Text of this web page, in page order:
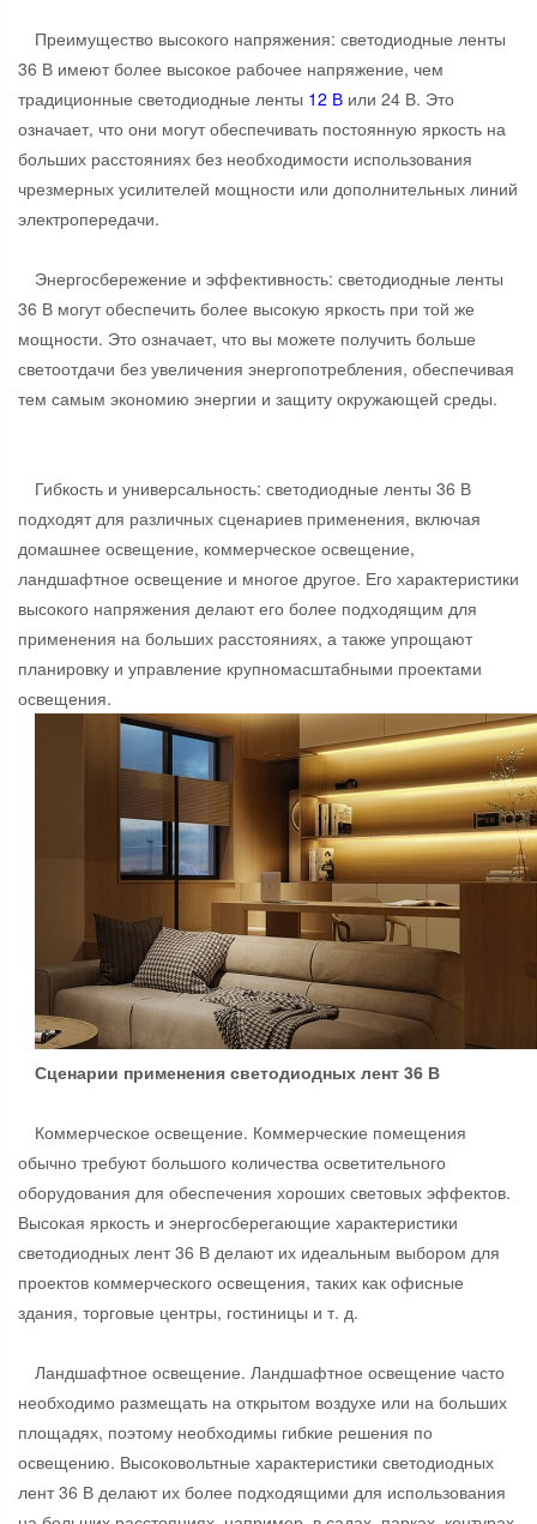
Преимущество высокого напряжения: светодиодные ленты
36 В имеют более высокое рабочее напряжение, чем
традиционные светодиодные ленты 12 В или 24 В. Это
означает, что они могут обеспечивать постоянную яркость на
больших расстояниях без необходимости использования
чрезмерных усилителей мощности или дополнительных линий
электропередачи.
Энергосбережение и эффективность: светодиодные ленты
36 В могут обеспечить более высокую яркость при той же
мощности. Это означает, что вы можете получить больше
светоотдачи без увеличения энергопотребления, обеспечивая
тем самым экономию энергии и защиту окружающей среды.
Гибкость и универсальность: светодиодные ленты 36 В
подходят для различных сценариев применения, включая
домашнее освещение, коммерческое освещение,
ландшафтное освещение и многое другое. Его характеристики
высокого напряжения делают его более подходящим для
применения на больших расстояниях, а также упрощают
планировку и управление крупномасштабными проектами
освещения.
Сценарии применения светодиодных лент 36 В
Коммерческое освещение. Коммерческие помещения
обычно требуют большого количества осветительного
оборудования для обеспечения хороших световых эффектов.
Высокая яркость и энергосберегающие характеристики
светодиодных лент 36 В делают их идеальным выбором для
проектов коммерческого освещения, таких как офисные
здания, торговые центры, гостиницы и т. д.
Ландшафтное освещение. Ландшафтное освещение часто
необходимо размещать на открытом воздухе или на больших
площадях, поэтому необходимы гибкие решения по
освещению. Высоковольтные характеристики светодиодных
лент 36 В делают их более подходящими для использования